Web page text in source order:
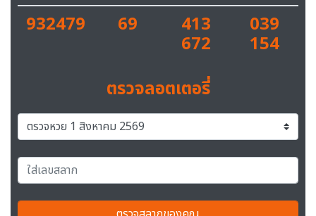
932479 69 413
672
039
154
ตรวจลอตเตอรี่